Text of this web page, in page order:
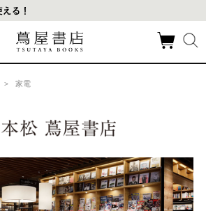
> 家電